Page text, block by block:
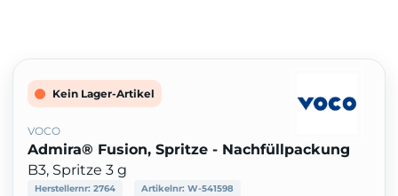
Kein Lager-Artikel
VOCO
Admira® Fusion, Spritze - Nachfüllpackung
B3, Spritze 3 g
Herstellernr: 2764 Artikelnr: W-541598